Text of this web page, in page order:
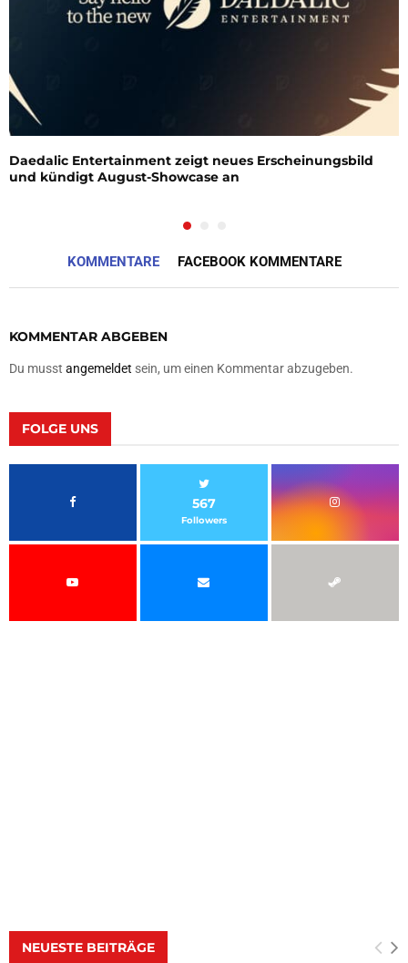
Daedalic Entertainment zeigt neues Erscheinungsbild
und kündigt August-Showcase an
KOMMENTARE FACEBOOK KOMMENTARE
KOMMENTAR ABGEBEN
Du musst angemeldet sein, um einen Kommentar abzugeben.
FOLGE UNS
567
Followers
NEUESTE BEITRÄGE